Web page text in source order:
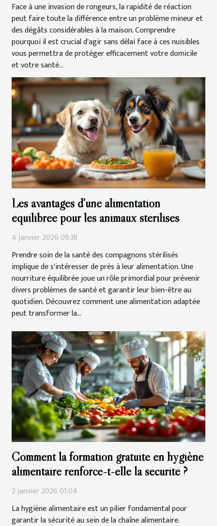
Face à une invasion de rongeurs, la rapidité de réaction
peut faire toute la différence entre un problème mineur et
des dégâts considérables à la maison. Comprendre
pourquoi il est crucial d'agir sans délai face à ces nuisibles
vous permettra de protéger efficacement votre domicile
et votre santé...
Les avantages d'une alimentation
équilibrée pour les animaux stérilisés
4 janvier 2026 09:38
Prendre soin de la santé des compagnons stérilisés
implique de s'intéresser de près à leur alimentation. Une
nourriture équilibrée joue un rôle primordial pour prévenir
divers problèmes de santé et garantir leur bien-être au
quotidien. Découvrez comment une alimentation adaptée
peut transformer la...
Comment la formation gratuite en hygiène
alimentaire renforce-t-elle la sécurité ?
2 janvier 2026 01:04
La hygiène alimentaire est un pilier fondamental pour
garantir la sécurité au sein de la chaîne alimentaire.